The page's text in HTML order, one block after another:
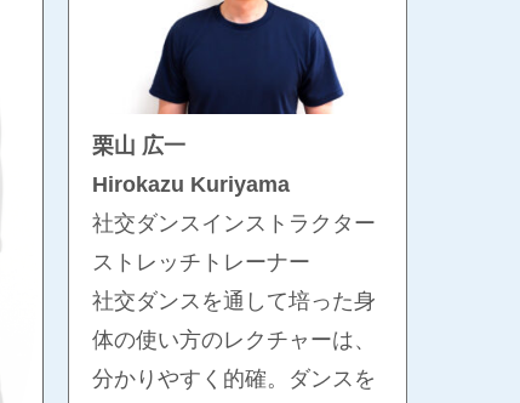
栗山 広一
Hirokazu Kuriyama
社交ダンスインストラクター
ストレッチトレーナー
社交ダンスを通して培った身
体の使い方のレクチャーは、
分かりやすく的確。ダンスを